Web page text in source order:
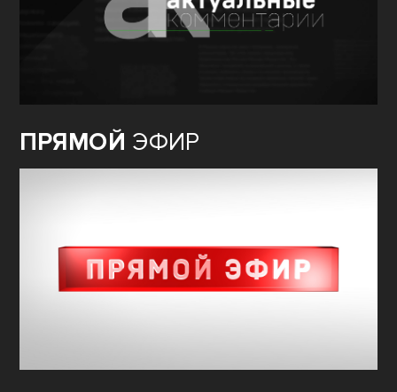
ПРЯМОЙ ЭФИР